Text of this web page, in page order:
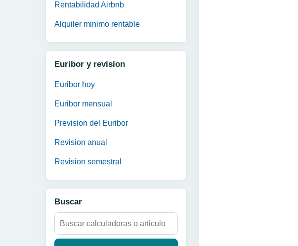
Rentabilidad Airbnb
Alquiler minimo rentable
Euribor y revision
Euribor hoy
Euribor mensual
Prevision del Euribor
Revision anual
Revision semestral
Buscar
Buscar: